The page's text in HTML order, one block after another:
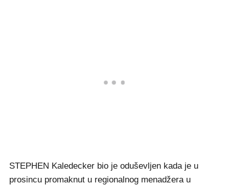
STEPHEN Kaledecker bio je oduševljen kada je u
prosincu promaknut u regionalnog menadžera u